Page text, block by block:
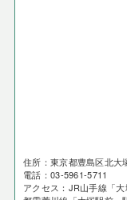
住所：東京都豊島区北大
電話：03-5961-5711
アクセス：JR山手線「